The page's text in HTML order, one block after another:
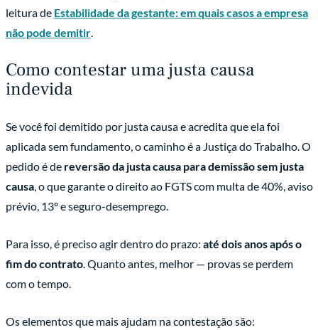
leitura de Estabilidade da gestante: em quais casos a empresa
não pode demitir.
Como contestar uma justa causa
indevida
Se você foi demitido por justa causa e acredita que ela foi
aplicada sem fundamento, o caminho é a Justiça do Trabalho. O
pedido é de reversão da justa causa para demissão sem justa
causa, o que garante o direito ao FGTS com multa de 40%, aviso
prévio, 13º e seguro-desemprego.
Para isso, é preciso agir dentro do prazo: até dois anos após o
fim do contrato. Quanto antes, melhor — provas se perdem
com o tempo.
Os elementos que mais ajudam na contestação são: